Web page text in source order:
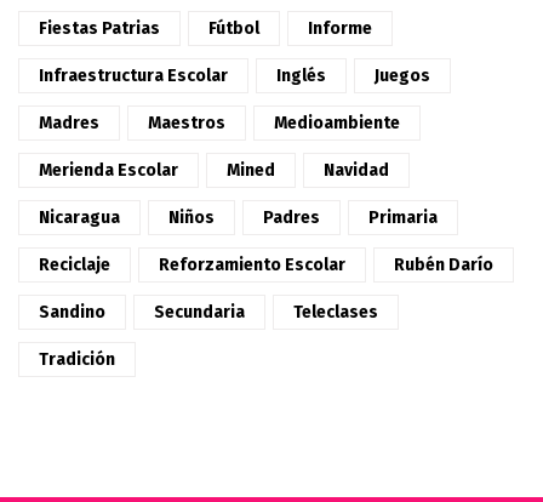
Fiestas Patrias Fútbol Informe
Infraestructura Escolar Inglés Juegos
Madres Maestros Medioambiente
Merienda Escolar Mined Navidad
Nicaragua Niños Padres Primaria
Reciclaje Reforzamiento Escolar Rubén Darío
Sandino Secundaria Teleclases
Tradición